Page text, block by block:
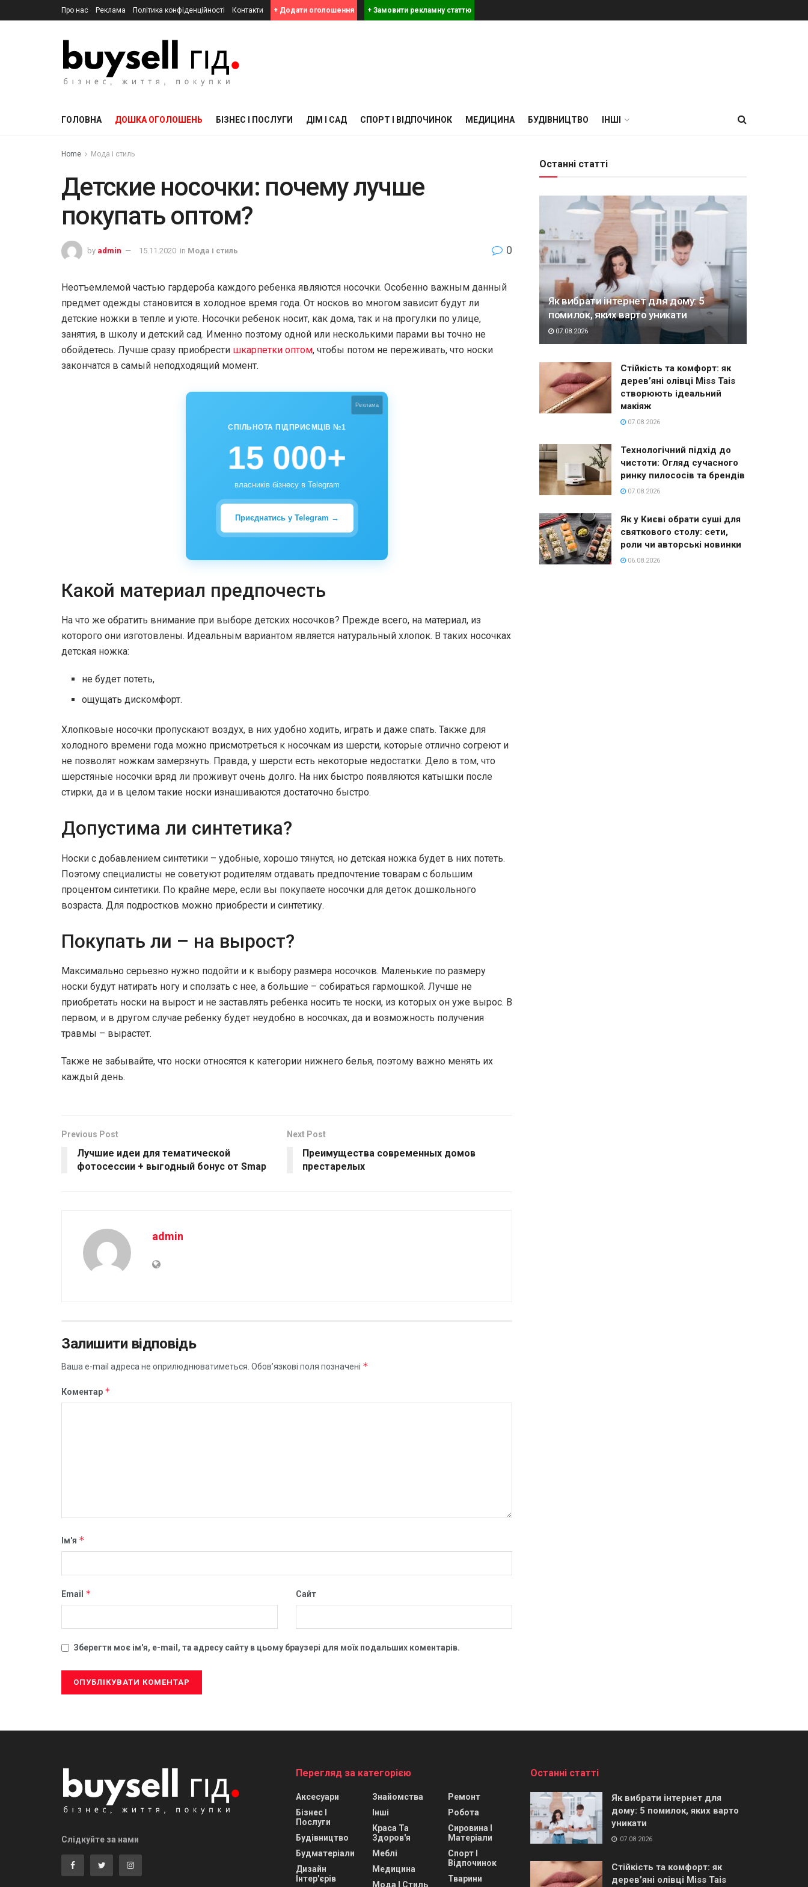
Про нас Реклама Політика конфіденційності Контакти + Додати оголошення + Замовити рекламну статтю
ГОЛОВНА ДОШКА ОГОЛОШЕНЬ БІЗНЕС І ПОСЛУГИ ДІМ І САД СПОРТ І ВІДПОЧИНОК МЕДИЦИНА БУДІВНИЦТВО ІНШІ
Home Мода і стиль
Детские носочки: почему лучше
покупать оптом?
by admin 15.11.2020 in Мода і стиль 0
Неотъемлемой частью гардероба каждого ребенка являются носочки. Особенно важным данный
предмет одежды становится в холодное время года. От носков во многом зависит будут ли
детские ножки в тепле и уюте. Носочки ребенок носит, как дома, так и на прогулки по улице,
занятия, в школу и детский сад. Именно поэтому одной или несколькими парами вы точно не
обойдетесь. Лучше сразу приобрести шкарпетки оптом, чтобы потом не переживать, что носки
закончатся в самый неподходящий момент.
Реклама
СПІЛЬНОТА ПІДПРИЄМЦІВ №1
15 000+
власників бізнесу в Telegram
Приєднатись у Telegram →
Какой материал предпочесть
На что же обратить внимание при выборе детских носочков? Прежде всего, на материал, из
которого они изготовлены. Идеальным вариантом является натуральный хлопок. В таких носочках
детская ножка:
не будет потеть,
ощущать дискомфорт.
Хлопковые носочки пропускают воздух, в них удобно ходить, играть и даже спать. Также для
холодного времени года можно присмотреться к носочкам из шерсти, которые отлично согреют и
не позволят ножкам замерзнуть. Правда, у шерсти есть некоторые недостатки. Дело в том, что
шерстяные носочки вряд ли проживут очень долго. На них быстро появляются катышки после
стирки, да и в целом такие носки изнашиваются достаточно быстро.
Допустима ли синтетика?
Носки с добавлением синтетики – удобные, хорошо тянутся, но детская ножка будет в них потеть.
Поэтому специалисты не советуют родителям отдавать предпочтение товарам с большим
процентом синтетики. По крайне мере, если вы покупаете носочки для деток дошкольного
возраста. Для подростков можно приобрести и синтетику.
Покупать ли – на вырост?
Максимально серьезно нужно подойти и к выбору размера носочков. Маленькие по размеру
носки будут натирать ногу и сползать с нее, а большие – собираться гармошкой. Лучше не
приобретать носки на вырост и не заставлять ребенка носить те носки, из которых он уже вырос. В
первом, и в другом случае ребенку будет неудобно в носочках, да и возможность получения
травмы – вырастет.
Также не забывайте, что носки относятся к категории нижнего белья, поэтому важно менять их
каждый день.
Previous Post
Лучшие идеи для тематической
фотосессии + выгодный бонус от Smap
Next Post
Преимущества современных домов
престарелых
admin
Залишити відповідь
Ваша e-mail адреса не оприлюднюватиметься. Обов’язкові поля позначені *
Коментар *
Ім'я *
Email * Сайт
Зберегти моє ім'я, e-mail, та адресу сайту в цьому браузері для моїх подальших коментарів.
Останні статті
Як вибрати інтернет для дому: 5
помилок, яких варто уникати
07.08.2026
Стійкість та комфорт: як
дерев’яні олівці Miss Tais
створюють ідеальний
макіяж
07.08.2026
Технологічний підхід до
чистоти: Огляд сучасного
ринку пилососів та брендів
07.08.2026
Як у Києві обрати суші для
святкового столу: сети,
роли чи авторські новинки
06.08.2026
Слідкуйте за нами
Перегляд за категорією
Аксесуари
Бізнес І
Послуги
Будівництво
Будматеріали
Дизайн
Інтер'єрів
Знайомства
Інші
Краса Та
Здоров'я
Меблі
Медицина
Мода І Стиль
Ремонт
Робота
Сировина І
Матеріали
Спорт І
Відпочинок
Тварини
Останні статті
Як вибрати інтернет для
дому: 5 помилок, яких варто
уникати
07.08.2026
Стійкість та комфорт: як
дерев’яні олівці Miss Tais